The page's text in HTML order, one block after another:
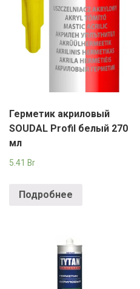
Герметик акриловый
SOUDAL Profil белый 270
мл
5.41 Br
Подробнее